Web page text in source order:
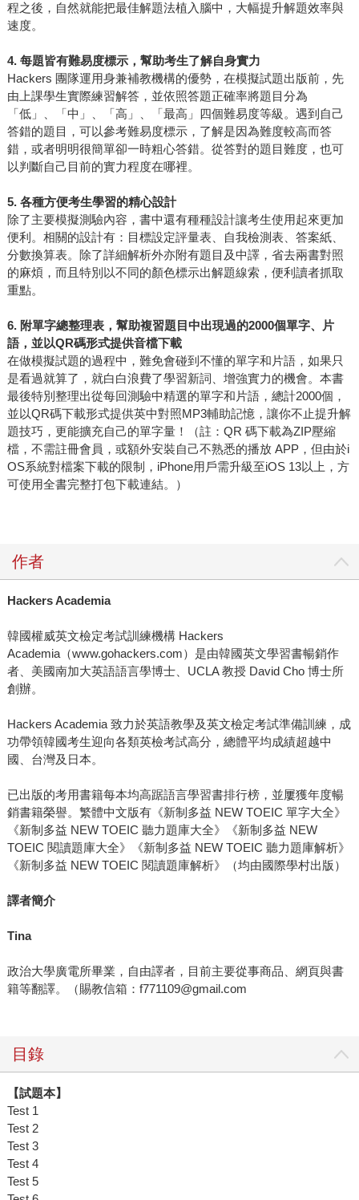
程之後，自然就能把最佳解題法植入腦中，大幅提升解題效率與
速度。
4. 每題皆有難易度標示，幫助考生了解自身實力
Hackers 團隊運用身兼補教機構的優勢，在模擬試題出版前，先
由上課學生實際練習解答，並依照答題正確率將題目分為
「低」、「中」、「高」、「最高」四個難易度等級。遇到自己
答錯的題目，可以參考難易度標示，了解是因為難度較高而答
錯，或者明明很簡單卻一時粗心答錯。從答對的題目難度，也可
以判斷自己目前的實力程度在哪裡。
5. 各種方便考生學習的精心設計
除了主要模擬測驗內容，書中還有種種設計讓考生使用起來更加
便利。相關的設計有：目標設定評量表、自我檢測表、答案紙、
分數換算表。除了詳細解析外亦附有題目及中譯，省去兩書對照
的麻煩，而且特別以不同的顏色標示出解題線索，便利讀者抓取
重點。
6. 附單字總整理表，幫助複習題目中出現過的2000個單字、片
語，並以QR碼形式提供音檔下載
在做模擬試題的過程中，難免會碰到不懂的單字和片語，如果只
是看過就算了，就白白浪費了學習新詞、增強實力的機會。本書
最後特別整理出從每回測驗中精選的單字和片語，總計2000個，
並以QR碼下載形式提供英中對照MP3輔助記憶，讓你不止提升解
題技巧，更能擴充自己的單字量！（註：QR 碼下載為ZIP壓縮
檔，不需註冊會員，或額外安裝自己不熟悉的播放 APP，但由於i
OS系統對檔案下載的限制，iPhone用戶需升級至iOS 13以上，方
可使用全書完整打包下載連結。）
作者
Hackers Academia
韓國權威英文檢定考試訓練機構 Hackers
Academia（www.gohackers.com）是由韓國英文學習書暢銷作
者、美國南加大英語語言學博士、UCLA 教授 David Cho 博士所
創辦。
Hackers Academia 致力於英語教學及英文檢定考試準備訓練，成
功帶領韓國考生迎向各類英檢考試高分，總體平均成績超越中
國、台灣及日本。
已出版的考用書籍每本均高踞語言學習書排行榜，並屢獲年度暢
銷書籍榮譽。繁體中文版有《新制多益 NEW TOEIC 單字大全》
《新制多益 NEW TOEIC 聽力題庫大全》《新制多益 NEW
TOEIC 閱讀題庫大全》《新制多益 NEW TOEIC 聽力題庫解析》
《新制多益 NEW TOEIC 閱讀題庫解析》（均由國際學村出版）
譯者簡介
Tina
政治大學廣電所畢業，自由譯者，目前主要從事商品、網頁與書
籍等翻譯。（賜教信箱：f771109@gmail.com
目錄
【試題本】
Test 1
Test 2
Test 3
Test 4
Test 5